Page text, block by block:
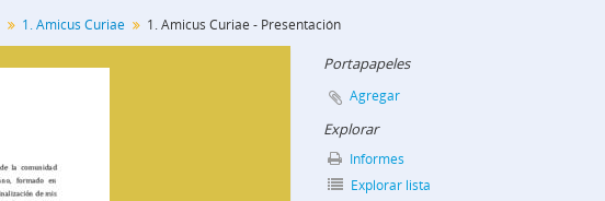
1. Amicus Curiae 1. Amicus Curiae - Presentación
Portapapeles
Agregar
Explorar
Informes
Explorar lista